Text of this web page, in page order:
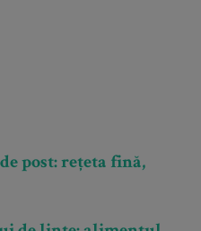
post: rețeta fină,